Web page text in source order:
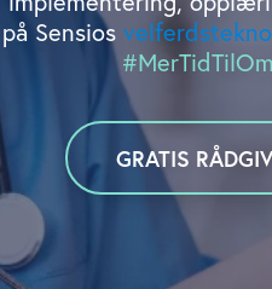
Sensios
GRATIS